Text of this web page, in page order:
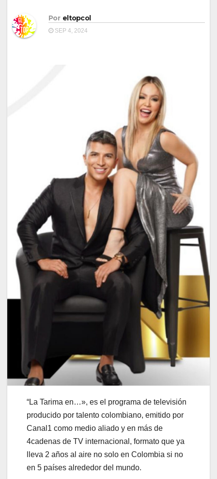
Por eltopcol
SEP 4, 2024
“La Tarima en…», es el programa de televisión
producido por talento colombiano, emitido por
Canal1 como medio aliado y en más de
4cadenas de TV internacional, formato que ya
lleva 2 años al aire no solo en Colombia si no
en 5 países alrededor del mundo.